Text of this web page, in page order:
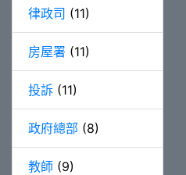
律政司 (11)
房屋署 (11)
投訴 (11)
政府總部 (8)
教師 (9)